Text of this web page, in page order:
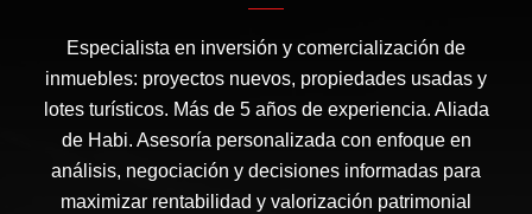
Especialista en inversión y comercialización de
inmuebles: proyectos nuevos, propiedades usadas y
lotes turísticos. Más de 5 años de experiencia. Aliada
de Habi. Asesoría personalizada con enfoque en
análisis, negociación y decisiones informadas para
maximizar rentabilidad y valorización patrimonial